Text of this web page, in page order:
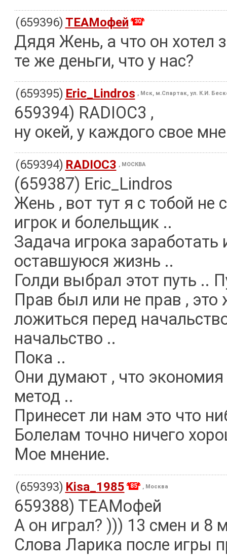
(659396) TEAMофей 30
Дядя Жень, а что он хотел
те же деньги, что у нас?
(659395) Eric_Lindros , Мск, м.Спартак, ул. К.И.
659394) RADIOC3 ,
ну окей, у каждого свое
(659394) RADIOC3 , МОСКВА
(659387) Eric_Lindros
Жень , вот тут я с тобой не
игрок и болельщик ..
Задача игрока
оставшуюся жизнь ..
Голди выбрал этот путь ..
Прав был или не прав ,
ложиться перед
начальство ..
Пока ..
Они думают , что экономия
метод ..
Принесет ли нам это что
Болелам точно ничего
Мое мнение.
(659393) Kisa_1985 85 , Москва
659388) TEAMофей
А он играл? ))) 13 смен и 8
Слова Ларика после игры